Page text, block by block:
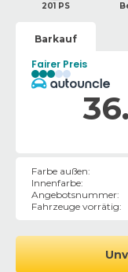
201 PS
Barkauf
Fairer Preis
Farbe außen:
Innenfarbe:
Angebotsnummer:
Fahrzeuge vorrätig: